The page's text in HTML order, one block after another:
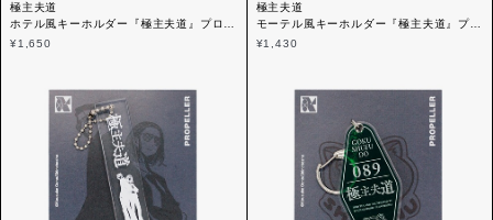
極主夫道
ホテル風キーホルダー『極主夫道』プロペ
ラ
¥1,650
極主夫道
モーテル風キーホルダー『極主夫道』プロ
ペラ
¥1,430